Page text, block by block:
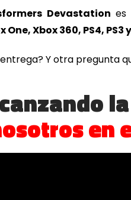
Devastation es
One, Xbox 360, PS4,
Y otra pregunta
en